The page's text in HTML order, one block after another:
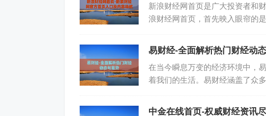
行情资讯网站：每天更新数字货币资讯和实时数据的
三、btc实时价格背后的影响因素
新浪财经网首页是广大投资者和
浪财经网首页，首先映入眼帘的
易财经-全面解析热门财经动
在当今瞬息万变的经济环境中，
着我们的生活。易财经涵盖了众
中金在线首页-权威财经资讯